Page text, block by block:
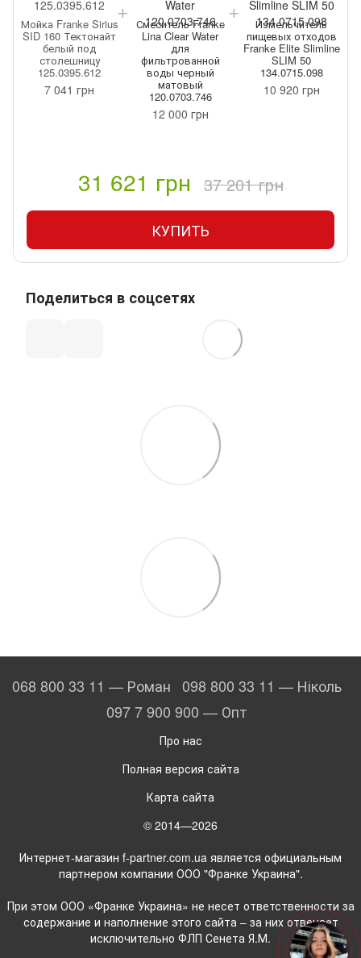
Мойка Franke Sirius
SID 160 Тектонайт
белый под
столешницу
125.0395.612
7 041 грн
Смеситель Franke
Lina Clear Water
для
фильтрованной
воды черный
матовый
120.0703.746
12 000 грн
Измельчитель
пищевых отходов
Franke Elite Slimline
SLIM 50
134.0715.098
10 920 грн
31 621 грн 37 201 грн
КУПИТЬ
Поделиться в соцсетях
068 800 33 11 — Роман 098 800 33 11 — Ніколь
097 7 900 900 — Опт
Про нас
Полная версия сайта
Карта сайта
© 2014—2026
Интернет-магазин f-partner.com.ua является официальным
партнером компании ООО "Франке Украина".
При этом ООО «Франке Украина» не несет ответственности за
содержание и наполнение этого сайта – за них отвечает
исключительно ФЛП Сенета Я.М.